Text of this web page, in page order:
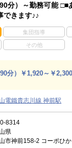
分）～勤務可能 □■
できます♪♪
集団指導
その他
分）￥1,920～￥2,300
電鐵貴志川線 神前駅
8314
県
市神前158-2 コーポひか